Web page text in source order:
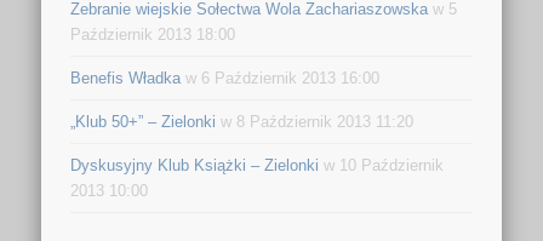
Zebranie wiejskie Sołectwa Wola Zachariaszowska w 5
Październik 2013 18:00
Benefis Władka w 6 Październik 2013 16:00
„Klub 50+” – Zielonki w 8 Październik 2013 11:20
Dyskusyjny Klub Książki – Zielonki w 10 Październik
2013 10:00